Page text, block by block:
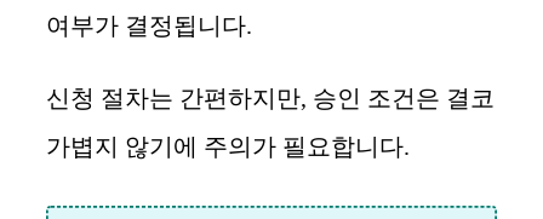
여부가 결정됩니다.
신청 절차는 간편하지만, 승인 조건은 결코
가볍지 않기에 주의가 필요합니다.